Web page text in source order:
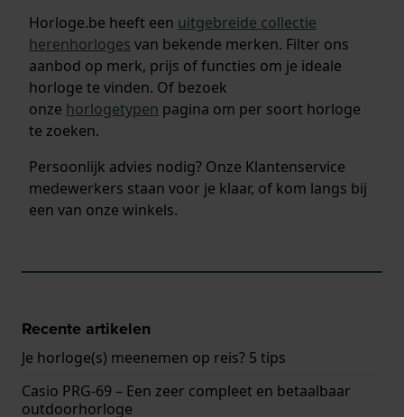
Horloge.be heeft een uitgebreide collectie
herenhorloges van bekende merken. Filter ons
aanbod op merk, prijs of functies om je ideale
horloge te vinden. Of bezoek
onze horlogetypen pagina om per soort horloge
te zoeken.
Persoonlijk advies nodig? Onze Klantenservice
medewerkers staan voor je klaar, of kom langs bij
een van onze winkels.
Recente artikelen
Je horloge(s) meenemen op reis? 5 tips
Casio PRG-69 – Een zeer compleet en betaalbaar
outdoorhorloge